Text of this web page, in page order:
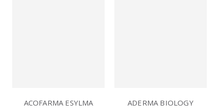
ACOFARMA ESYLMA
ADERMA BIOLOGY